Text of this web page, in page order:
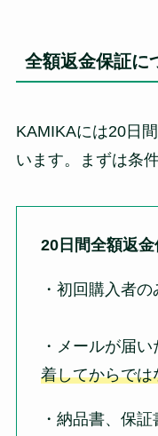
全額返金保証に
KAMIKAには20日
います。まずは条
20日間全額返
・初回購入者の
・メールが届
着してからで
・納品書、保